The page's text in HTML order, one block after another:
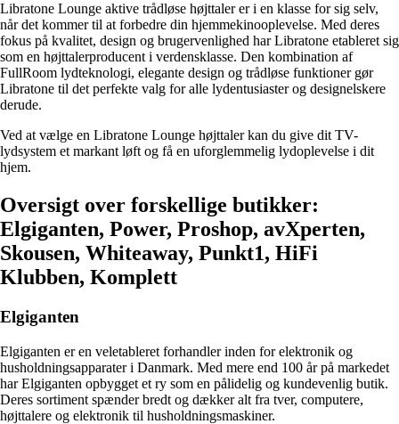
Libratone Lounge aktive trådløse højttaler er i en klasse for sig selv,
når det kommer til at forbedre din hjemmekinooplevelse. Med deres
fokus på kvalitet, design og brugervenlighed har Libratone etableret sig
som en højttalerproducent i verdensklasse. Den kombination af
FullRoom lydteknologi, elegante design og trådløse funktioner gør
Libratone til det perfekte valg for alle lydentusiaster og designelskere
derude.
Ved at vælge en Libratone Lounge højttaler kan du give dit TV-
lydsystem et markant løft og få en uforglemmelig lydoplevelse i dit
hjem.
Oversigt over forskellige butikker:
Elgiganten, Power, Proshop, avXperten,
Skousen, Whiteaway, Punkt1, HiFi
Klubben, Komplett
Elgiganten
Elgiganten er en veletableret forhandler inden for elektronik og
husholdningsapparater i Danmark. Med mere end 100 år på markedet
har Elgiganten opbygget et ry som en pålidelig og kundevenlig butik.
Deres sortiment spænder bredt og dækker alt fra tver, computere,
højttalere og elektronik til husholdningsmaskiner.